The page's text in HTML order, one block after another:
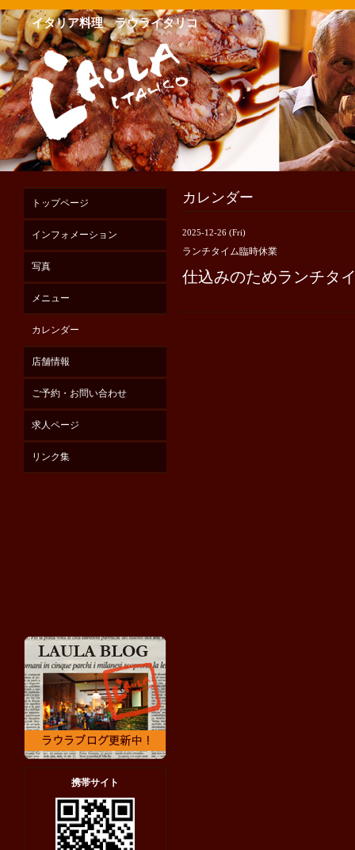
イタリア料理 ラウライタリコ
カレンダー
2025-12-26 (Fri)
ランチタイム臨時休業
仕込みのためランチタ
トップページ
インフォメーション
写真
メニュー
カレンダー
店舗情報
ご予約・お問い合わせ
求人ページ
リンク集
携帯サイト